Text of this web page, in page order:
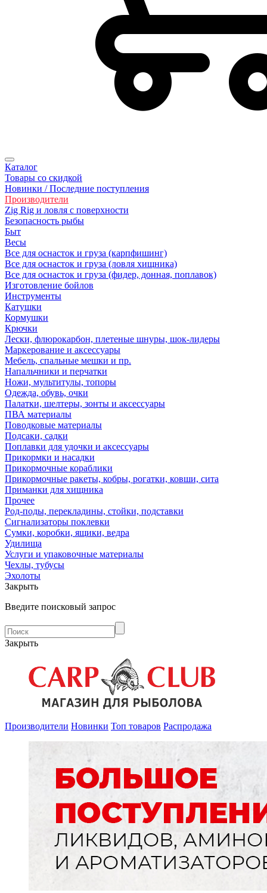
Каталог
Товары со скидкой
Новинки / Последние поступления
Производители
Zig Rig и ловля с поверхности
Безoпасность рыбы
Быт
Весы
Все для оснасток и груза (карпфишинг)
Все для оснасток и груза (ловля хищника)
Все для оснасток и груза (фидер, донная, поплавок)
Изготовление бойлов
Инструменты
Катушки
Кормушки
Крючки
Лески, флюрокарбон, плетеные шнуры, шок-лидеры
Маркерование и аксессуары
Мебель, спальные мешки и пр.
Напальчники и перчатки
Ножи, мультитулы, топоры
Одежда, обувь, очки
Палатки, шелтеры, зонты и аксессуары
ПВА материалы
Поводковые материалы
Подсаки, садки
Поплавки для удочки и аксессуары
Прикормки и насадки
Прикормочные кораблики
Прикормочные ракеты, кобры, рогатки, ковши, сита
Приманки для хищника
Прочее
Род-поды, перекладины, стойки, подставки
Сигнализаторы поклевки
Сумки, коробки, ящики, ведра
Удилища
Услуги и упаковочные материалы
Чехлы, тубусы
Эхолоты
Закрыть
Введите поисковый запрос
Закрыть
Производители Новинки Топ товаров Распродажа